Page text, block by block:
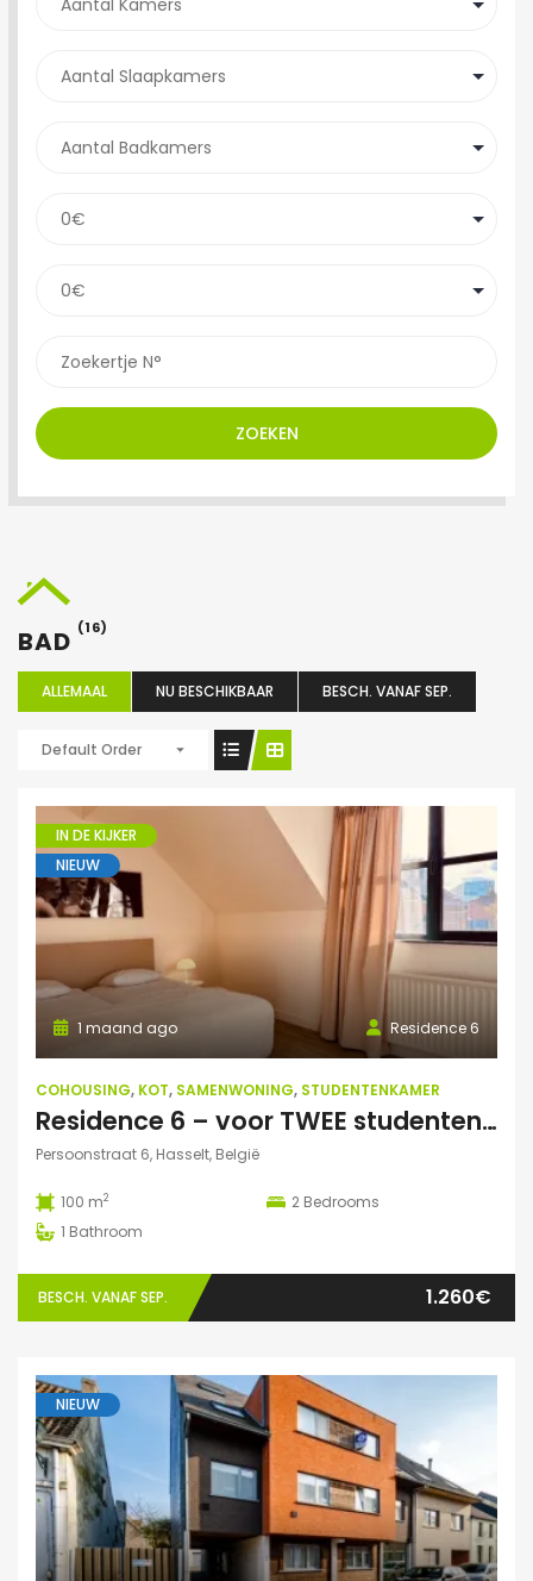
ZOEKEN
BAD (16)
ALLEMAAL NU BESCHIKBAAR BESCH. VANAF SEP.
Default Order
IN DE KIJKER
NIEUW
Residence 6
1 maand ago
COHOUSING, KOT, SAMENWONING, STUDENTENKAMER
Residence 6 – voor TWEE studenten: Exclusieve studentenduplex
Persoonstraat 6, Hasselt, België
100 m2 2 Bedrooms
1 Bathroom
BESCH. VANAF SEP. 1.260€
NIEUW